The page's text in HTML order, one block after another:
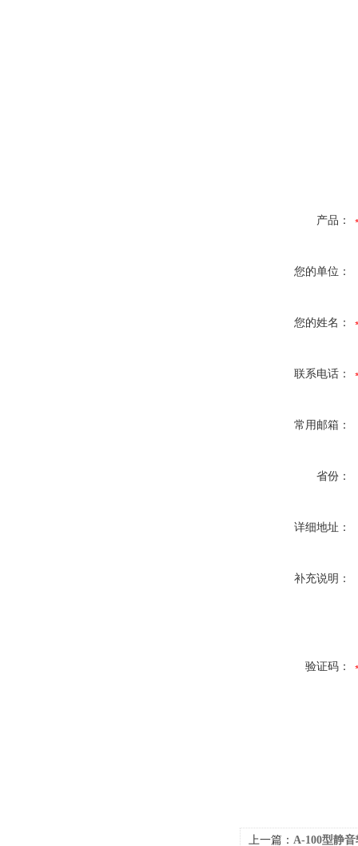
产品：
您的单位：
您的姓名：
联系电话：
常用邮箱：
省份：
详细地址：
补充说明：
验证码：
上一篇： A-100型静